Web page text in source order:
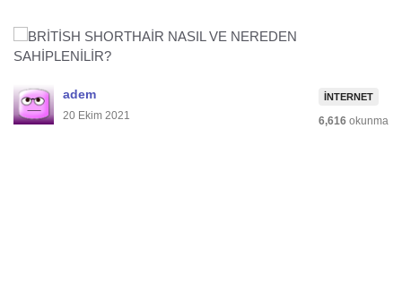
adem
20 Ekim 2021
İNTERNET
6,616 okunma